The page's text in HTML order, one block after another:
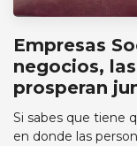
Empresas
negocios,
prosperan
Si sabes que tiene
en donde las